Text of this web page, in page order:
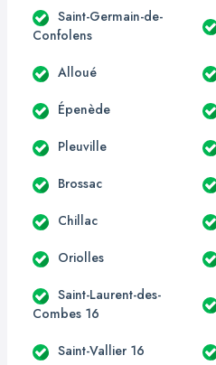
Saint-Germain-de-
Confolens
Alloué
Épenède
Pleuville
Brossac
Chillac
Oriolles
Saint-Laurent-des-
Combes 16
Saint-Vallier 16